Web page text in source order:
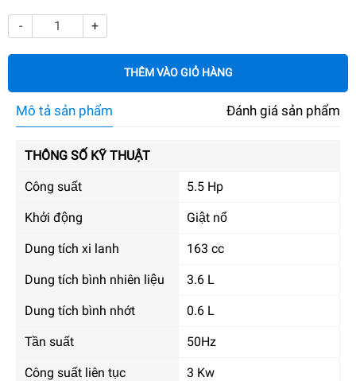
- +
THÊM VÀO GIỎ HÀNG
Mô tả sản phẩm Đánh giá sản phẩm
THÔNG SỐ KỸ THUẬT
Công suất 5.5 Hp
Khởi động Giật nổ
Dung tích xi lanh 163 cc
Dung tích bình nhiên liệu 3.6 L
Dung tích bình nhớt 0.6 L
Tần suất 50Hz
Công suất liên tục 3 Kw